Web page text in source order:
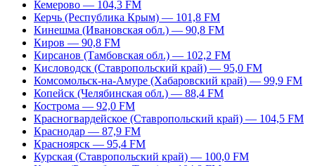
Кемерово — 104,3 FM
Керчь (Республика Крым) — 101,8 FM
Кинешма (Ивановская обл.) — 90,8 FM
Киров — 90,8 FM
Кирсанов (Тамбовская обл.) — 102,2 FM
Кисловодск (Ставропольский край) — 95,0 FM
Комсомольск-на-Амуре (Хабаровский край) — 99,9 FM
Копейск (Челябинская обл.) — 88,4 FM
Кострома — 92,0 FM
Красногвардейское (Ставропольский край) — 104,5 FM
Краснодар — 87,9 FM
Красноярск — 95,4 FM
Курская (Ставропольский край) — 100,0 FM